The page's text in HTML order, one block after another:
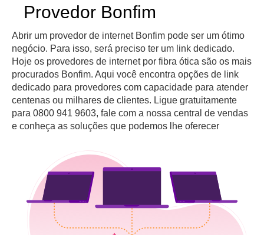
Provedor Bonfim
Abrir um provedor de internet Bonfim pode ser um ótimo
negócio. Para isso, será preciso ter um link dedicado.
Hoje os provedores de internet por fibra ótica são os mais
procurados Bonfim. Aqui você encontra opções de link
dedicado para provedores com capacidade para atender
centenas ou milhares de clientes. Ligue gratuitamente
para 0800 941 9603, fale com a nossa central de vendas
e conheça as soluções que podemos lhe oferecer